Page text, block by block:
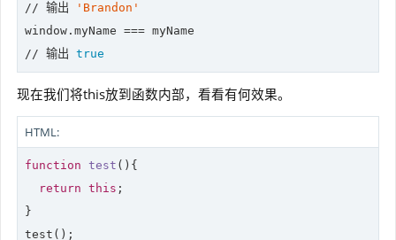
// 输出
'Brandon'
window
// 输出 true
现在我们将this放到函数内部，看看有何效果。
HTML:
function test ( ) {
return this ;
}